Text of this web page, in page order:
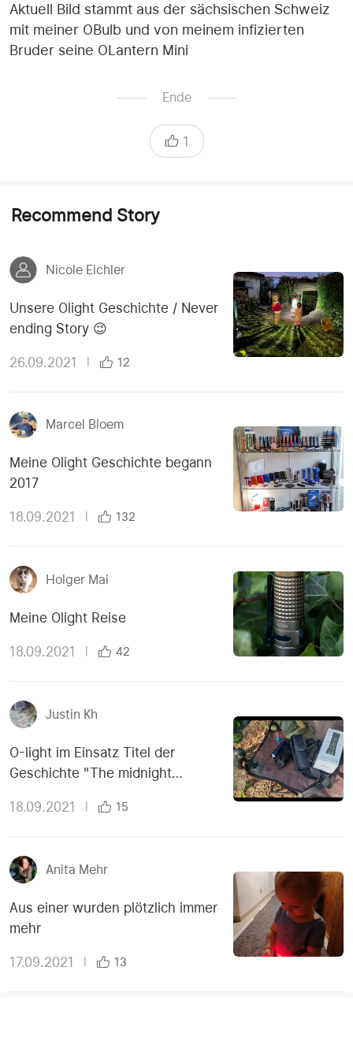
Aktuell Bild stammt aus der sächsischen Schweiz
mit meiner OBulb und von meinem infizierten
Bruder seine OLantern Mini
Ende
1
Recommend Story
Nicole Eichler
Unsere Olight Geschichte / Never
ending Story 😉
26.09.2021 | 12
Marcel Bloem
Meine Olight Geschichte begann
2017
18.09.2021 132
Holger Mai
Meine Olight Reise
18.09.2021 42
Justin Kh
O-light im Einsatz Titel der
Geschichte "The midnight
18.09.2021 15
Anita Mehr
Aus einer wurden plötzlich immer
mehr
17.09.2021 13